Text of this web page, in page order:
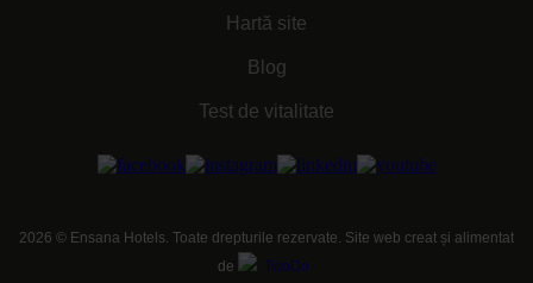
Hartă site
Blog
Test de vitalitate
2026 © Ensana Hotels. Toate drepturile rezervate. Site web creat și alimentat
de